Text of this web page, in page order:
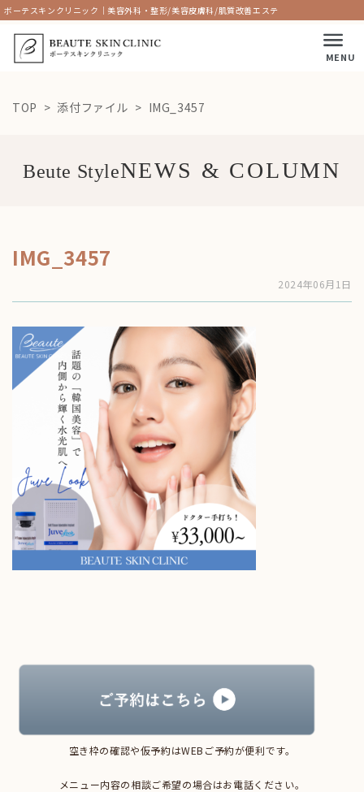
ボーテスキンクリニック｜美容外科・整形/美容皮膚科/肌質改善エステ
MENU
TOP 添付ファイル IMG_3457
Beute Style
IMG_3457
2024年06月1日
空き枠の確認や仮予約はWEBご予約が便利です。
メニュー内容の相談ご希望の場合はお電話ください。